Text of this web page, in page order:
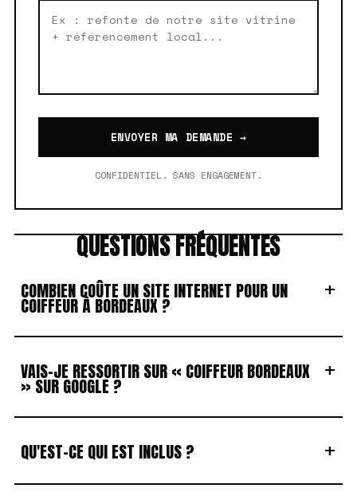
ENVOYER MA DEMANDE →
CONFIDENTIEL. SANS ENGAGEMENT.
QUESTIONS FRÉQUENTES
COMBIEN COÛTE UN SITE INTERNET POUR UN
COIFFEUR À BORDEAUX ?
+
VAIS-JE RESSORTIR SUR « COIFFEUR BORDEAUX
» SUR GOOGLE ?
+
QU'EST-CE QUI EST INCLUS ? +